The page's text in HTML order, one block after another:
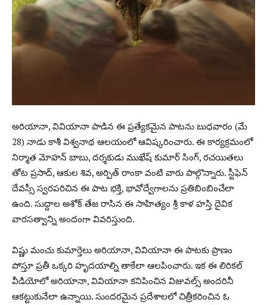
అరియానా, వివియానా పాడిన ఈ ప్రత్యేకమైన పాటను బుధవారం (మే
28) నాడు కాశీ విశ్వనాథ ఆలయంలో ఆవిష్కరించారు. ఈ కార్యక్రమంలో
నిర్మాత మోహన్ బాబు, దర్శకుడు ముఖేష్ కుమార్ సింగ్, రచయితలు
తోట ప్రసాద్, ఆకుల శివ, అర్పిత్ రాంకా వంటి వారు పాల్గొన్నారు. స్టీఫెన్
దేవస్సీ స్వరపరిచిన ఈ పాట భక్తి, భావోద్వేగాలను ప్రతిబింబించేలా
ఉంది. సుద్దాల అశోక్ తేజ రాసిన ఈ సాహిత్యం శ్రీ కాళ హస్తి దైవిక
వారసత్వాన్ని అందంగా వివరిస్తుంది.
విష్ణు మంచు కుమార్తెలు అరియానా, వివియానా ఈ పాటకు ప్రాణం
పోస్తూ ప్రతీ ఒక్కరి హృదయాల్ని తాకేలా ఆలపించారు. ఇక ఈ లిరికల్
వీడియోలో అరియానా, వివియానా కనిపించిన విజువల్స్ అందరినీ
ఆకట్టుకునేలా ఉన్నాయి. సుందరమైన ప్రదేశాలలో చిత్రీకరించిన ఓ